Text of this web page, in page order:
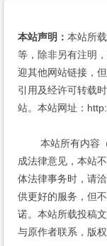
本站声明：本站所
等，除非另有注明
迎其他网站链接，
引用及经许可转载
站。本站网址：
本站所有内容（
成法律意见，本站
体法律事务时，请
供更好的服务，但
诺。本站所载投稿
与原作者联系，版